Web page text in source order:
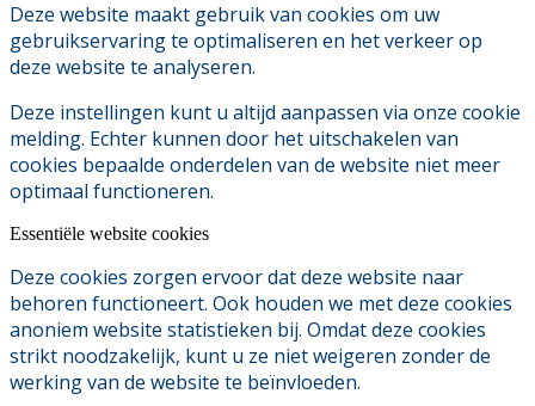
Deze website maakt gebruik van cookies om uw
gebruikservaring te optimaliseren en het verkeer op
deze website te analyseren.
Deze instellingen kunt u altijd aanpassen via onze cookie
melding. Echter kunnen door het uitschakelen van
cookies bepaalde onderdelen van de website niet meer
optimaal functioneren.
Essentiële website cookies
Deze cookies zorgen ervoor dat deze website naar
behoren functioneert. Ook houden we met deze cookies
anoniem website statistieken bij. Omdat deze cookies
strikt noodzakelijk, kunt u ze niet weigeren zonder de
werking van de website te beïnvloeden.